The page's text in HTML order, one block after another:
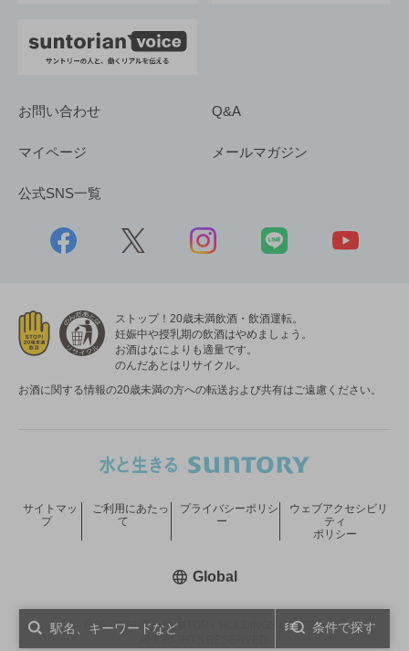
条件で探す
お問い合わせ Q&A
マイページ メールマガジン
公式SNS一覧
ストップ！20歳未満飲酒・飲酒運転。
妊娠中や授乳期の飲酒はやめましょう。
お酒はなによりも適量です。
のんだあとはリサイクル。
お酒に関する情報の20歳未満の方への転送および共有はご遠慮ください。
COPYRIGHT © SUNTORY HOLDINGS LIMITED.
サイトマッ
プ
ご利用にあたっ
て
プライバシーポリシ
ー
ウェブアクセシビリ
ティ
ポリシー
Global新しいウィンドウで開く